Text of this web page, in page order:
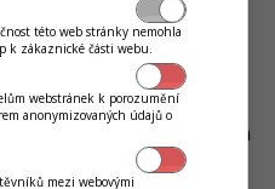
dlžnej sumy).
oznámení
aplikácie týmto súhlasím
elektronického
této web stránky nemohla
k zákaznické části webu.
webstránek k porozumění
anonymizovaných údajů o
mezi webovými